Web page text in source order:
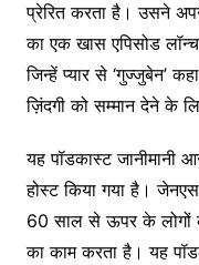
प्रेरित करता है। उसने
का एक खास एपिसोड
जिन्हें प्यार से ‘गुज्जुबेन’
ज़िंदगी को सम्मान देने के
यह पॉडकास्ट जानीमानी
होस्ट किया गया है।
60 साल से ऊपर के लोगों
का काम करता है। यह